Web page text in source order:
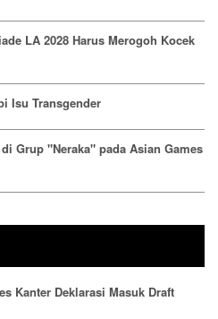
LA 2028 Harus Merogoh Kocek
Isu Transgender
Grup "Neraka" pada Asian Games
Kanter Deklarasi Masuk Draft